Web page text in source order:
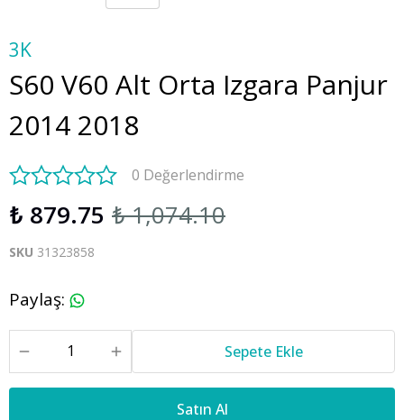
3K
S60 V60 Alt Orta Izgara Panjur
2014 2018
0 Değerlendirme
₺ 879.75 ₺ 1,074.10
SKU 31323858
Paylaş:
Sepete Ekle
Satın Al